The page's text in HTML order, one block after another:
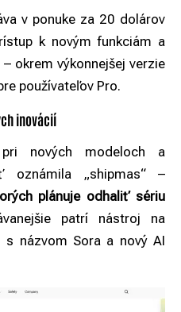
v ponuke za 20 dolárov
k novým funkciám a
okrem výkonnejšej verzie
používateľov Pro.
inovácií
nových modeloch a
oznámila „shipmas“ –
plánuje odhaliť sériu
patrí nástroj na
s názvom Sora a nový AI